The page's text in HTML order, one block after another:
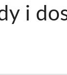
i